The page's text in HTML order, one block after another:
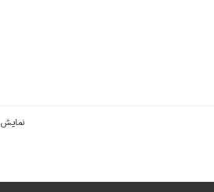
نمایش 1 تا 11 از 11 (1 صفحه )